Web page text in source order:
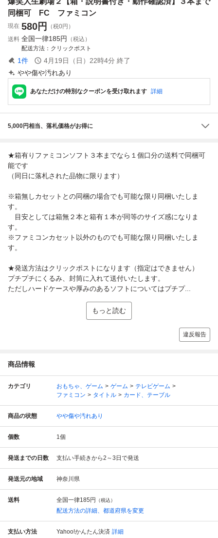
同梱可 FC ファミコン
現在 580円
（税0円）
送料 全国一律185円
（税込）
配送方法
クリックポスト
1件 4月19日（日）22時4分 終了
やや傷や汚れあり
あなただけの特別なクーポンを受け取れます 詳細
5,000円相当、落札価格がお得に
★箱有りファミコンソフト３本までなら１個口分の送料で同梱可
能です
（同日に落札された品物に限ります）
※箱無しカセットとの同梱の場合でも可能な限り同梱いたしま
す。
目安としては箱無２本と箱有１本が同等のサイズ感になりま
す。
※ファミコンカセット以外のものでも可能な限り同梱いたしま
す。
★発送方法はクリックポストになります（指定はできません）
プチプチにくるみ、封筒に入れて送付いたします。
ただしハードケースや厚みのあるソフトについてはプチプ...
もっと読む
違反報告
商品情報
カテゴリ おもちゃ、ゲーム ゲーム
テレビゲーム
ファミコン
タイトル カード、テーブル
商品の状態 やや傷や汚れあり
個数 1個
発送までの日数 支払い手続きから2～3日で発送
発送元の地域 神奈川県
送料 全国一律185円 （税込）
配送方法の詳細、都道府県を変更
支払い方法 Yahoo!かんたん決済 詳細